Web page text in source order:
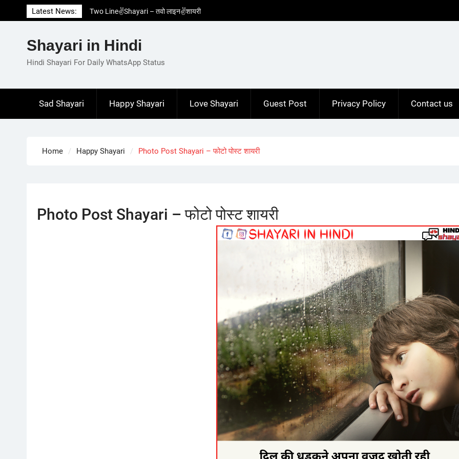
to
Latest News:
Two Line✌️Shayari – तवो लाइन✌️शायरी
Love😓Lines In Hindi – लव😓लाइन्स इन हिंदी
Love🥳Poetry In Hindi – लव🥳पोएट्री इन हिंदी
1 Line☝️Shayari In Hindi – १ लाइन☝️शायरी इन
Shayari in Hindi
Hindi Shayari For Daily WhatsApp Status
Sad Shayari Happy Shayari Love Shayari Guest Post Privacy Policy Contact us
Home Happy Shayari Photo Post Shayari – फोटो पोस्ट शायरी
Photo Post Shayari – फोटो पोस्ट शायरी